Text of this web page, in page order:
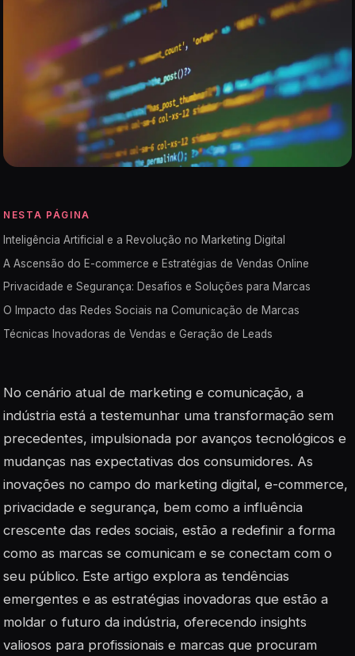
NESTA PÁGINA
Inteligência Artificial e a Revolução no Marketing Digital
A Ascensão do E-commerce e Estratégias de Vendas Online
Privacidade e Segurança: Desafios e Soluções para Marcas
O Impacto das Redes Sociais na Comunicação de Marcas
Técnicas Inovadoras de Vendas e Geração de Leads
No cenário atual de marketing e comunicação, a
indústria está a testemunhar uma transformação sem
precedentes, impulsionada por avanços tecnológicos e
mudanças nas expectativas dos consumidores. As
inovações no campo do marketing digital, e-commerce,
privacidade e segurança, bem como a influência
crescente das redes sociais, estão a redefinir a forma
como as marcas se comunicam e se conectam com o
seu público. Este artigo explora as tendências
emergentes e as estratégias inovadoras que estão a
moldar o futuro da indústria, oferecendo insights
valiosos para profissionais e marcas que procuram